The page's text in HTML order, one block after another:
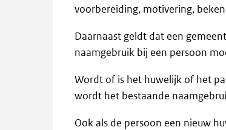
voorbereiding, motivering,
Daarnaast geldt dat een
naamgebruik bij een persoon
Wordt of is het huwelijk of het
wordt het bestaande
Ook als de persoon een nieuw